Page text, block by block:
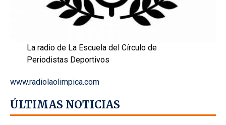
La radio de La Escuela del Círculo de
Periodistas Deportivos
www.radiolaolimpica.com
ÚLTIMAS NOTICIAS